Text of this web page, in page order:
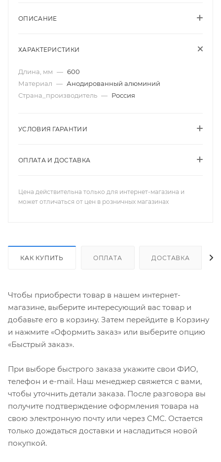
ОПИСАНИЕ
ХАРАКТЕРИСТИКИ
Длина, мм — 600
Материал — Анодированный алюминий
Страна_производитель — Россия
УСЛОВИЯ ГАРАНТИИ
ОПЛАТА И ДОСТАВКА
Цена действительна только для интернет-магазина и
может отличаться от цен в розничных магазинах
КАК КУПИТЬ ОПЛАТА ДОСТАВКА
Чтобы приобрести товар в нашем интернет-
магазине, выберите интересующий вас товар и
добавьте его в корзину. Затем перейдите в Корзину
и нажмите «Оформить заказ» или выберите опцию
«Быстрый заказ».
При выборе быстрого заказа укажите свои ФИО,
телефон и e-mail. Наш менеджер свяжется с вами,
чтобы уточнить детали заказа. После разговора вы
получите подтверждение оформления товара на
свою электронную почту или через СМС. Остается
только дождаться доставки и насладиться новой
покупкой.